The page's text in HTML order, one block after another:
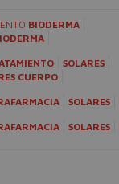
BIODERMA
SOLARES
CUERPO
SOLARES
SOLARES